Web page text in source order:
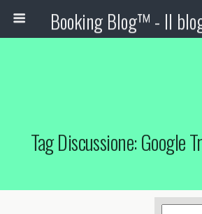
Tag Discussione: Google